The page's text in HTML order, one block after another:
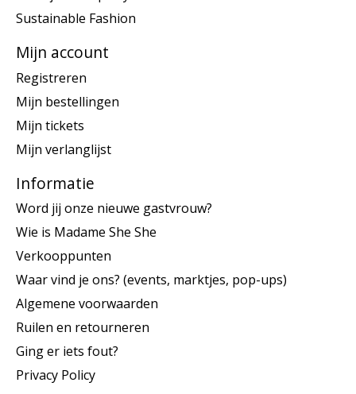
Sustainable Fashion
Mijn account
Registreren
Mijn bestellingen
Mijn tickets
Mijn verlanglijst
Informatie
Word jij onze nieuwe gastvrouw?
Wie is Madame She She
Verkooppunten
Waar vind je ons? (events, marktjes, pop-ups)
Algemene voorwaarden
Ruilen en retourneren
Ging er iets fout?
Privacy Policy